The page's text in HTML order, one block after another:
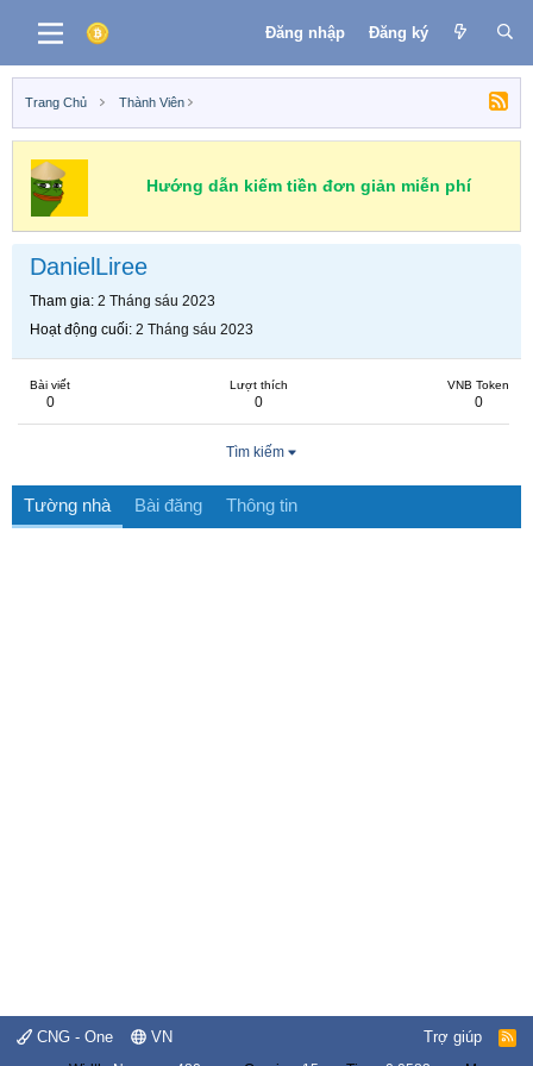
Đăng nhập Đăng ký
Trang Chủ Thành Viên
Hướng dẫn kiếm tiền đơn giản miễn phí
DanielLiree
Tham gia 2 Tháng sáu 2023
Hoạt động cuối 2 Tháng sáu 2023
Bài viết
0
Lượt thích
0
VNB Token
0
Tìm kiếm
Tường nhà Bài đăng Thông tin
CNG - One VN Trợ giúp
R